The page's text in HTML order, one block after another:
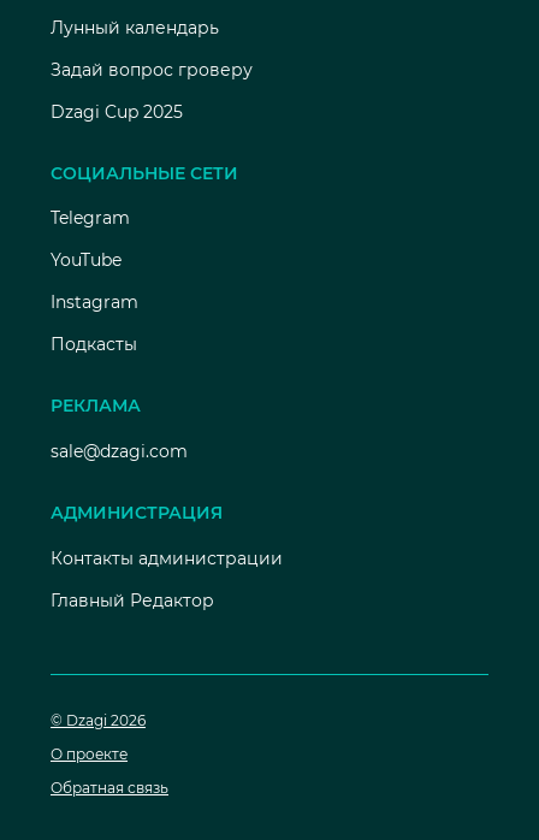
Лунный календарь
Задай вопрос гроверу
Dzagi Cup 2025
СОЦИАЛЬНЫЕ СЕТИ
Telegram
YouTube
Instagram
Подкасты
РЕКЛАМА
sale@dzagi.com
АДМИНИСТРАЦИЯ
Контакты администрации
Главный Редактор
© Dzagi 2026
О проекте
Обратная связь